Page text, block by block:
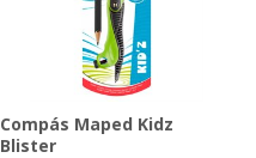
Compás Maped Kidz
Blister